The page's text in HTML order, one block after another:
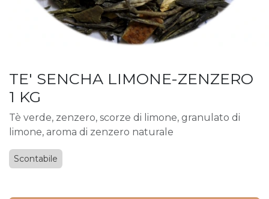
TE' SENCHA LIMONE-ZENZERO
1 KG
Tè verde, zenzero, scorze di limone, granulato di
limone, aroma di zenzero naturale
Scontabile